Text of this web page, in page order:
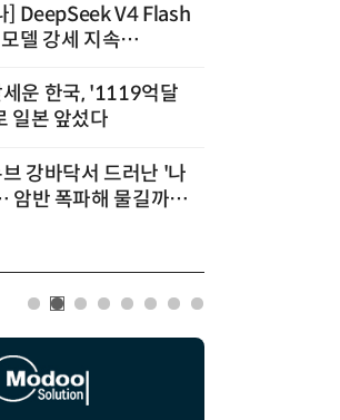
] DeepSeek V4 Flash
델 강세 지속
운 한국, '1119억달
일본 앞섰다
강바닥서 드러난 '나
암반 폭파해 물길까지